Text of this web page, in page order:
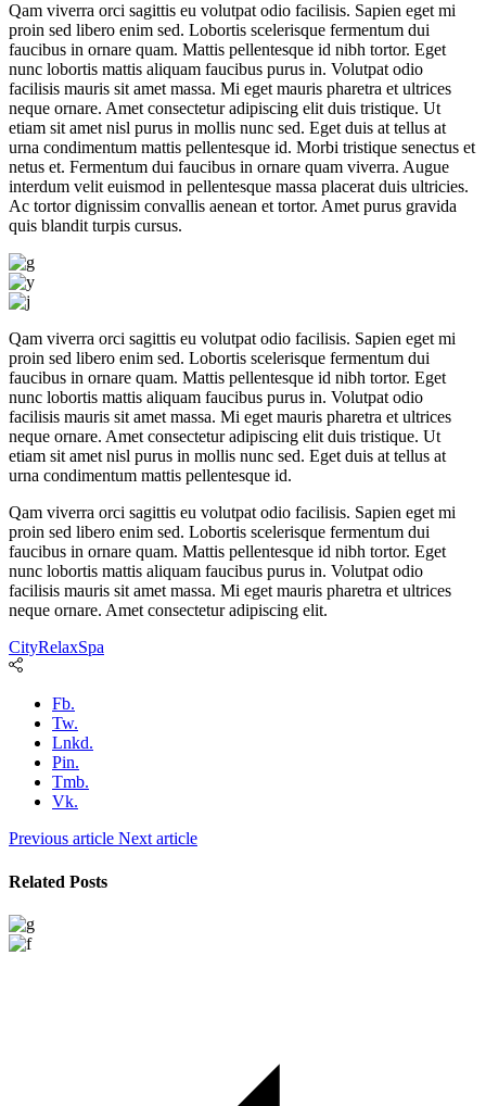
Qam viverra orci sagittis eu volutpat odio facilisis. Sapien eget mi
proin sed libero enim sed. Lobortis scelerisque fermentum dui
faucibus in ornare quam. Mattis pellentesque id nibh tortor. Eget
nunc lobortis mattis aliquam faucibus purus in. Volutpat odio
facilisis mauris sit amet massa. Mi eget mauris pharetra et ultrices
neque ornare. Amet consectetur adipiscing elit duis tristique. Ut
etiam sit amet nisl purus in mollis nunc sed. Eget duis at tellus at
urna condimentum mattis pellentesque id. Morbi tristique senectus et
netus et. Fermentum dui faucibus in ornare quam viverra. Augue
interdum velit euismod in pellentesque massa placerat duis ultricies.
Ac tortor dignissim convallis aenean et tortor. Amet purus gravida
quis blandit turpis cursus.
Qam viverra orci sagittis eu volutpat odio facilisis. Sapien eget mi
proin sed libero enim sed. Lobortis scelerisque fermentum dui
faucibus in ornare quam. Mattis pellentesque id nibh tortor. Eget
nunc lobortis mattis aliquam faucibus purus in. Volutpat odio
facilisis mauris sit amet massa. Mi eget mauris pharetra et ultrices
neque ornare. Amet consectetur adipiscing elit duis tristique. Ut
etiam sit amet nisl purus in mollis nunc sed. Eget duis at tellus at
urna condimentum mattis pellentesque id.
Qam viverra orci sagittis eu volutpat odio facilisis. Sapien eget mi
proin sed libero enim sed. Lobortis scelerisque fermentum dui
faucibus in ornare quam. Mattis pellentesque id nibh tortor. Eget
nunc lobortis mattis aliquam faucibus purus in. Volutpat odio
facilisis mauris sit amet massa. Mi eget mauris pharetra et ultrices
neque ornare. Amet consectetur adipiscing elit.
CityRelaxSpa
Fb.
Tw.
Lnkd.
Pin.
Tmb.
Vk.
Previous article Next article
Related Posts